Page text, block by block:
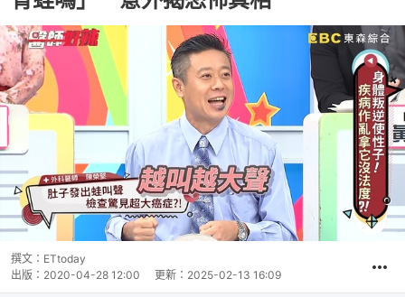
撰文： ETtoday
出版： 2020-04-28 12:00 更新： 2025-02-13 16:09